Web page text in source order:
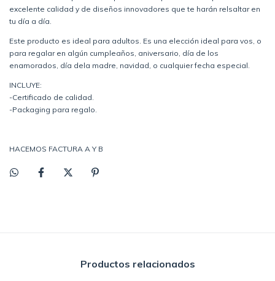
excelente calidad y de diseños innovadores que te harán relsaltar en
tu día a día.
Este producto es ideal para adultos. Es una elección ideal para vos, o
para regalar en algún cumpleaños, aniversario, día de los
enamorados, día dela madre, navidad, o cualquier fecha especial.
INCLUYE:
-Certificado de calidad.
-Packaging para regalo.
HACEMOS FACTURA A Y B
Productos relacionados